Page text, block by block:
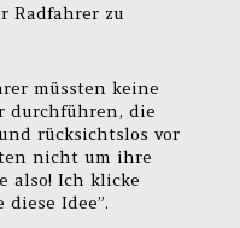
Radfahrer zu
müssten keine
durchführen, die
rücksichtslos vor
nicht um ihre
also! Ich klicke
Idee”.